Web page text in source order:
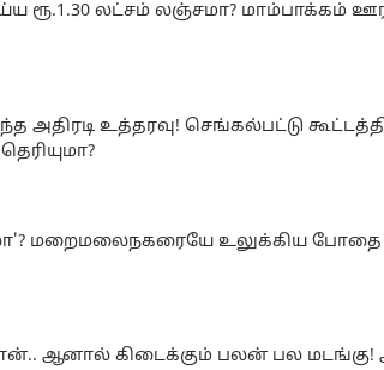
ரூ.1.30 லட்சம் லஞ்சமா? மாம்பாக்கம்
அதிரடி உத்தரவு! செங்கல்பட்டு
மறைமலைநகரையே உலுக்கிய போதை
ஆனால் கிடைக்கும் பலன் பல மடங்கு!